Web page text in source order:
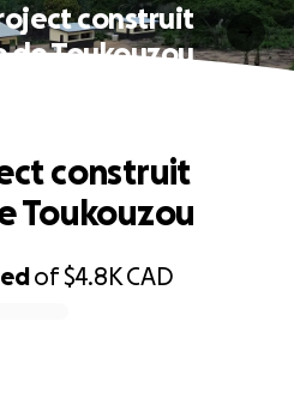
construit
de Toukouzou
of$4.8KCAD
construit
Toukouzou